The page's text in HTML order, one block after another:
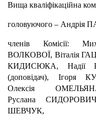
Вища кваліфікаційна
головуючого – Андрія
членів Комісії:
ВОЛКОВОЇ, Віталія
КИДИСЮКА, Надії
(доповідач), Ігоря
Олексія
Руслана
ШЕВЧУК,